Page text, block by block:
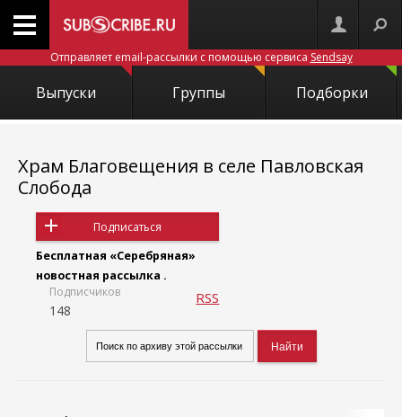
Отправляет email-рассылки с помощью сервиса Sendsay
Выпуски Группы Подборки
Храм Благовещения в селе Павловская
Слобода
Подписаться
Бесплатная «Серебряная»
новостная рассылка .
Подписчиков
148
RSS